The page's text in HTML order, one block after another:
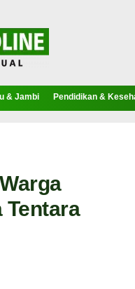
& Jambi Pendidikan &
Tentara